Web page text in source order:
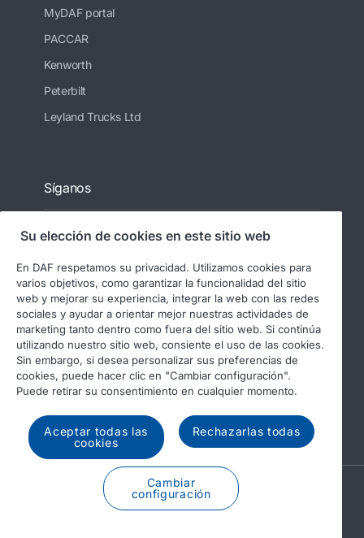
MyDAF portal
PACCAR
Kenworth
Peterbilt
Leyland Trucks Ltd
Síganos
© 2026 DAF
Aviso legal
Declaración de privacidad
Condiciones generales
Uso de cookies en DAF
Informes regulatorios
A PACCAR COMPANY
DRIVEN BY QUALITY
Su elección de cookies en este sitio web
En DAF respetamos su privacidad. Utilizamos cookies para
varios objetivos, como garantizar la funcionalidad del sitio
web y mejorar su experiencia, integrar la web con las redes
sociales y ayudar a orientar mejor nuestras actividades de
marketing tanto dentro como fuera del sitio web. Si continúa
utilizando nuestro sitio web, consiente el uso de las cookies.
Sin embargo, si desea personalizar sus preferencias de
cookies, puede hacer clic en "Cambiar configuración".
Puede retirar su consentimiento en cualquier momento.
Aceptar todas las
cookies
Rechazarlas todas
Cambiar
configuración